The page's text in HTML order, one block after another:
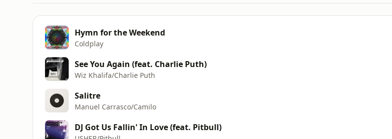
Hymn for the Weekend
Coldplay
See You Again (feat. Charlie Puth)
Wiz Khalifa/Charlie Puth
Salitre
Manuel Carrasco/Camilo
DJ Got Us Fallin' In Love (feat. Pitbull)